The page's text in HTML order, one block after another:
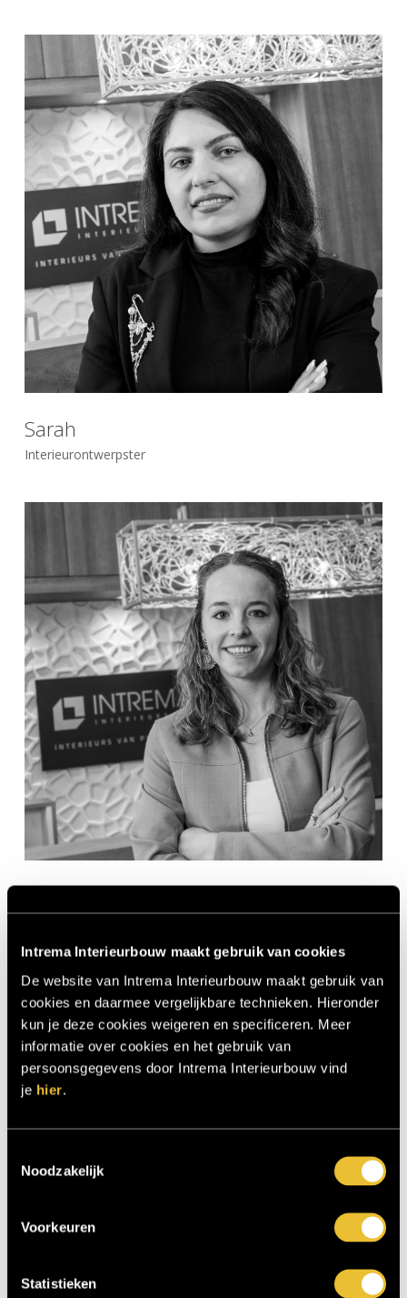
Intrema Interieurbouw maakt gebruik van cookies
De website van Intrema Interieurbouw maakt gebruik van
cookies en daarmee vergelijkbare technieken. Hieronder
kun je deze cookies weigeren en specificeren. Meer
informatie over cookies en het gebruik van
persoonsgegevens door Intrema Interieurbouw vind
je hier.
Noodzakelijk
Voorkeuren
Statistieken
Sarah
Interieurontwerpster